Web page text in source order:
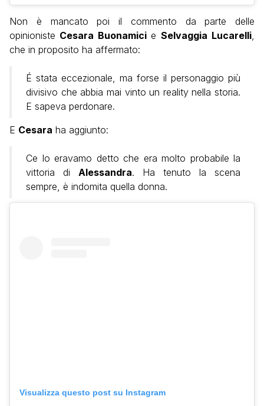
Non è mancato poi il commento da parte delle
opinioniste Cesara Buonamicie Selvaggia Lucarelli,
che in proposito ha affermato:
É stata eccezionale, ma forse il personaggio più
divisivo che abbia mai vinto un reality nella storia.
E sapeva perdonare.
E Cesara ha aggiunto:
Ce lo eravamo detto che era molto probabile la
vittoria di Alessandra. Ha tenuto la scena
sempre, è indomita quella donna.
Visualizza questo post su Instagram